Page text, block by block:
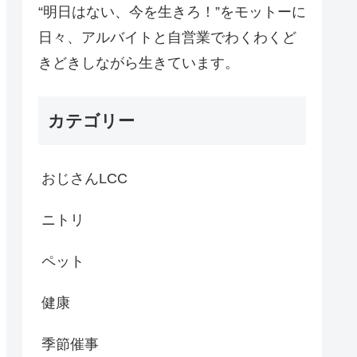
“明日はない、今を生きろ！”をモットーに
日々、アルバイトと自営業でわくわくど
きどきしながら生きています。
カテゴリー
おじさんLCC
ニトリ
ペット
健康
季節催事